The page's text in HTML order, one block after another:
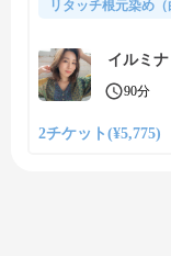
リタッチ根元染め（
イルミ
90分
2チケット(¥5,775)